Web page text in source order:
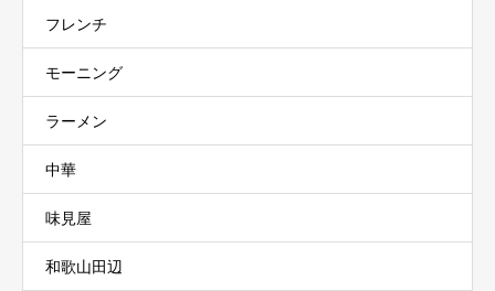
フレンチ
モーニング
ラーメン
中華
味見屋
和歌山田辺